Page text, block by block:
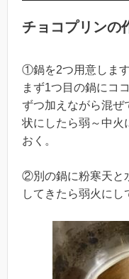
チョコプリンの
①鍋を2つ用意します
まず1つ目の鍋にコ
ずつ加えながら混ぜ
状にしたら弱～中火
おく。
②別の鍋に粉寒天と
してきたら弱火にし